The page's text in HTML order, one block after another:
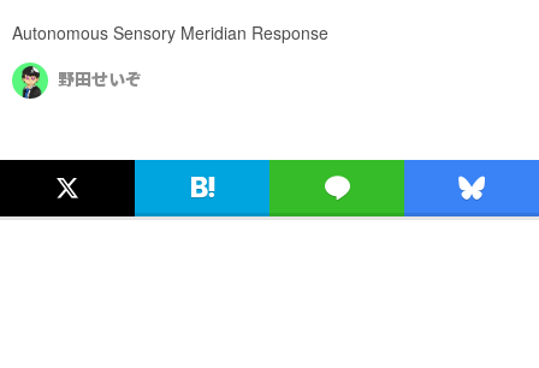
Autonomous Sensory Meridian Response
野田せいぞ